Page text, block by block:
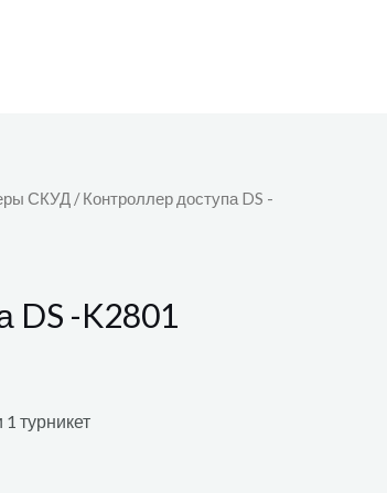
СКУД / Контроллер доступа DS -
DS -K2801
турникет